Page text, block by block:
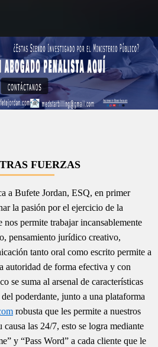
FUERZAS
a Bufete Jordan, ESQ, en primer
la pasión por el ejercicio de la
nos permite trabajar incansablemente
pensamiento jurídico creativo,
tanto oral como escrito permite a
autoridad de forma efectiva y con
se suma al arsenal de características
poderdante, junto a una plataforma
robusta que les permite a nuestros
causa las 24/7, esto se logra mediante
y “Pass Word” a cada cliente que le